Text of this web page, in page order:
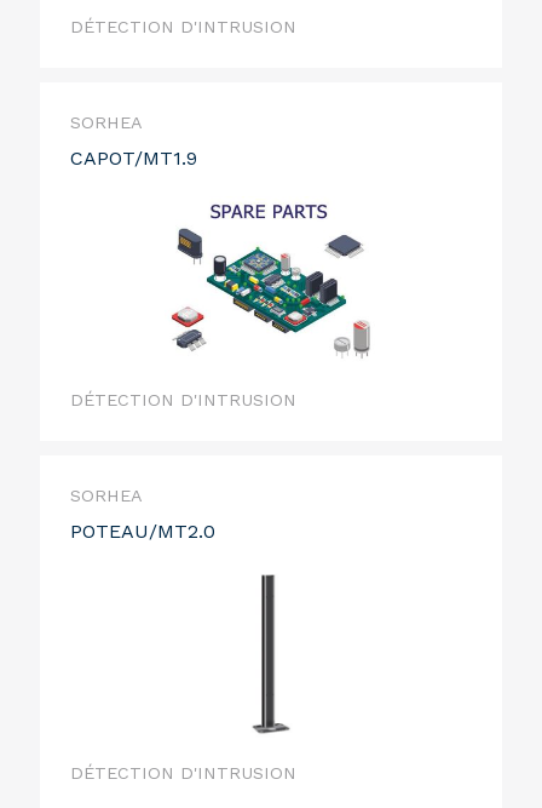
DÉTECTION D'INTRUSION
SORHEA
CAPOT/MT1.9
DÉTECTION D'INTRUSION
SORHEA
POTEAU/MT2.0
DÉTECTION D'INTRUSION